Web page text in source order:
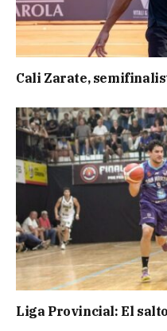
Cali Zarate,
Liga Provincial: El